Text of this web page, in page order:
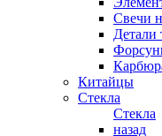
Свечи
Детали
Китайцы
Стекла
Стекла
назад